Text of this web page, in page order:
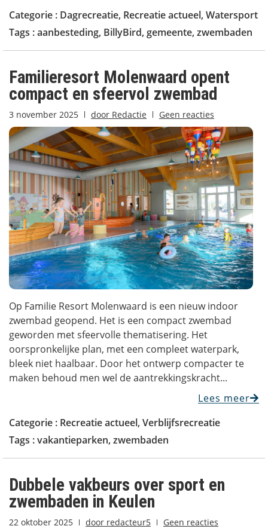
Categorie : Dagrecreatie, Recreatie actueel, Watersport
Tags :aanbesteding, BillyBird, gemeente, zwembaden
Familieresort Molenwaard opent
compact en sfeervol zwembad
3 november 2025 door Redactie Geen reacties
Op Familie Resort Molenwaard is een nieuw indoor
zwembad geopend. Het is een compact zwembad
geworden met sfeervolle thematisering. Het
oorspronkelijke plan, met een compleet waterpark,
bleek niet haalbaar. Door het ontwerp compacter te
maken behoud men wel de aantrekkingskracht...
Lees meer
Categorie : Recreatie actueel, Verblijfsrecreatie
Tags :vakantieparken, zwembaden
Dubbele vakbeurs over sport en
zwembaden in Keulen
22 oktober 2025 door redacteur5 Geen reacties